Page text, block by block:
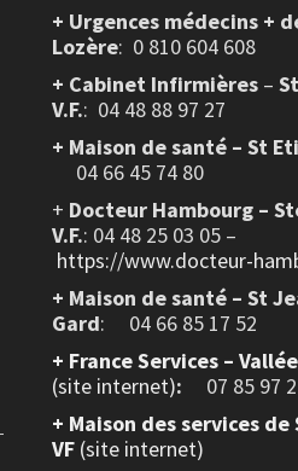
+ Urgences médecins +
Lozère: 0 810 604 608
+ Cabinet Infirmières–
V.F.: 04 48 88 97 27
+ Maison de santé – St
04 66 45 74 80
+ Docteur Hambourg –
V.F.: 04 48 25 03 05 –
https://www.docteur-
+ Maison de santé – St
Gard: 04 66 85 17 52
+ France Services –
(site internet):
07 85 97
+ Maison des services
VF (site internet)